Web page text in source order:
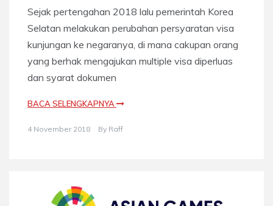
Sejak pertengahan 2018 lalu pemerintah Korea
Selatan melakukan perubahan persyaratan visa
kunjungan ke negaranya, di mana cakupan orang
yang berhak mengajukan multiple visa diperluas
dan syarat dokumen
BACA SELENGKAPNYA
4 November 2018 By Raff